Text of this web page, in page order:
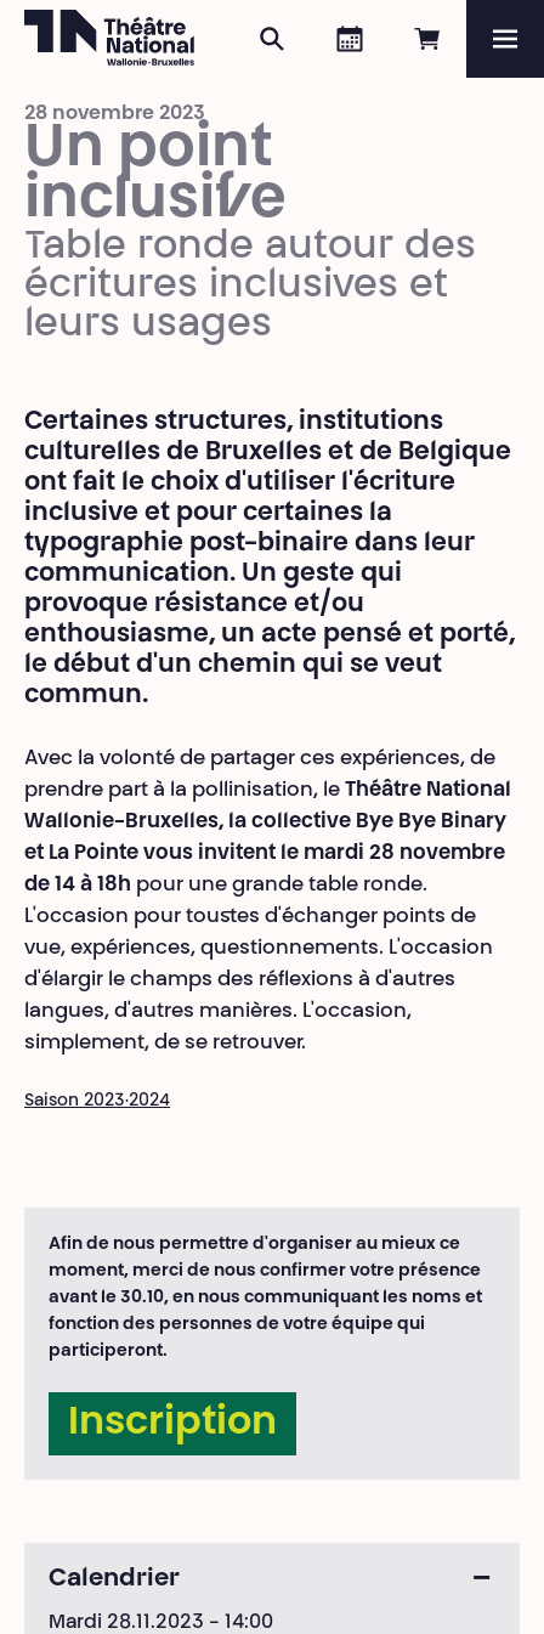
Réserver
Agenda
Rechercher
28 novembre 2023
Un point
inclusif·ve
Table ronde autour des
écritures inclusives et
leurs usages
Certaines structures, institutions
culturelles de Bruxelles et de Belgique
ont fait le choix d'utiliser l'écriture
inclusive et pour certaines la
typographie post-binaire dans leur
communication. Un geste qui
provoque résistance et/ou
enthousiasme, un acte pensé et porté,
le début d'un chemin qui se veut
commun.
Avec la volonté de partager ces expériences, de
prendre part à la pollinisation, le
Théâtre National
Wallonie-Bruxelles, la collective Bye Bye Binary
et La Pointe vous invitent le mardi 28 novembre
de 14 à 18h pour une grande table ronde.
L'occasion pour tous·tes d'échanger points de
vue, expériences, questionnements. L'occasion
d'élargir le champs des réflexions à d'autres
langues, d'autres manières. L'occasion,
simplement, de se retrouver.
Saison 2023·2024
Afin de nous permettre d'organiser au mieux ce
moment, merci de nous confirmer votre présence
avant le 30.10, en nous communiquant les noms et
fonction des personnes de votre équipe qui
participeront.
Inscription
Calendrier
Mardi 28.11.2023 - 14:00